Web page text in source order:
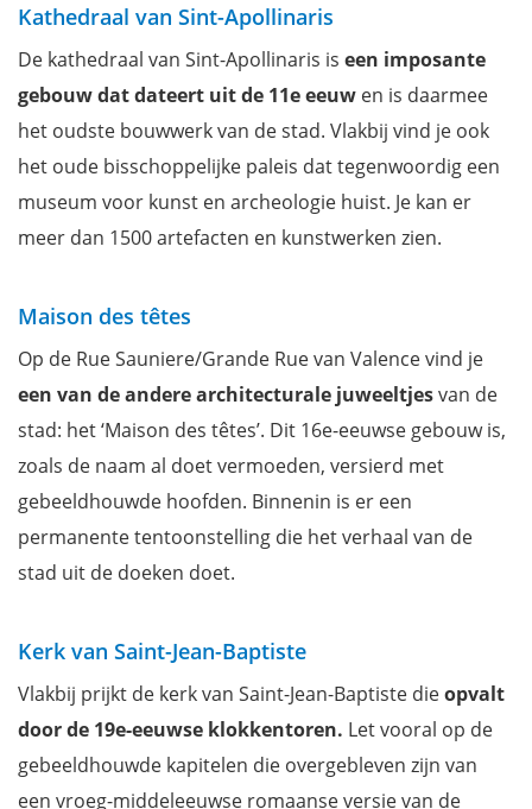
Kathedraal van Sint-Apollinaris
De kathedraal van Sint-Apollinaris is een imposante
gebouw dat dateert uit de 11e eeuw en is daarmee
het oudste bouwwerk van de stad. Vlakbij vind je ook
het oude bisschoppelijke paleis dat tegenwoordig een
museum voor kunst en archeologie huist. Je kan er
meer dan 1500 artefacten en kunstwerken zien.
Maison des têtes
Op de Rue Sauniere/Grande Rue van Valence vind je
een van de andere architecturale juweeltjesvan de
stad: het ‘Maison des têtes’. Dit 16e-eeuwse gebouw is,
zoals de naam al doet vermoeden, versierd met
gebeeldhouwde hoofden. Binnenin is er een
permanente tentoonstelling die het verhaal van de
stad uit de doeken doet.
Kerk van Saint-Jean-Baptiste
Vlakbij prijkt de kerk van Saint-Jean-Baptiste dieopvalt
door de 19e-eeuwse klokkentoren. Let vooral op de
gebeeldhouwde kapitelen die overgebleven zijn van
een vroeg-middeleeuwse romaanse versie van de